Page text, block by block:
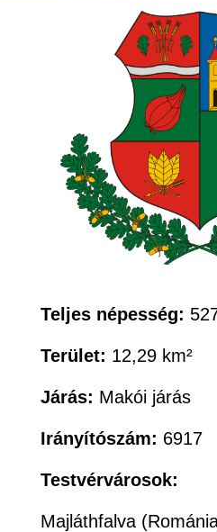
Teljes népesség:
Terület: 12,29 km²
Járás: Makói járás
Irányítószám: 6917
Testvérvárosok:
Majláthfalva